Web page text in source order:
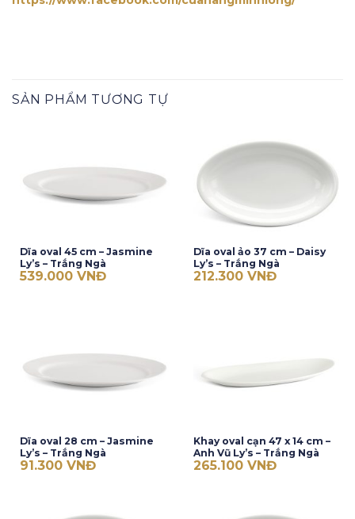
SẢN PHẨM TƯƠNG TỰ
Dĩa oval 45 cm – Jasmine
Ly’s – Trắng Ngà
539.000 VNĐ
Dĩa oval ảo 37 cm – Daisy
Ly’s – Trắng Ngà
212.300 VNĐ
Dĩa oval 28 cm – Jasmine
Ly’s – Trắng Ngà
91.300 VNĐ
Khay oval cạn 47 x 14 cm –
Anh Vũ Ly’s – Trắng Ngà
265.100 VNĐ